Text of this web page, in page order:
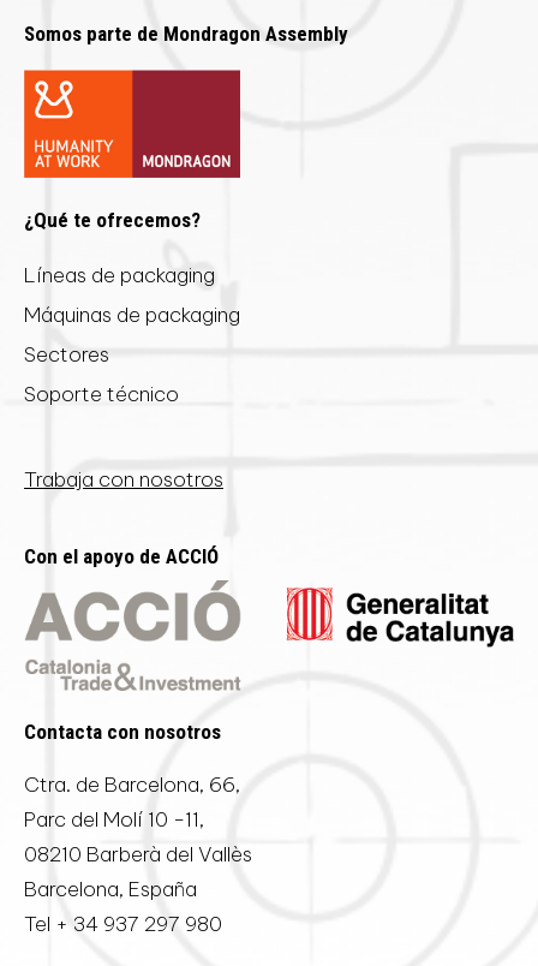
Somos parte de Mondragon Assembly
¿Qué te ofrecemos?
Líneas de packaging
Máquinas de packaging
Sectores
Soporte técnico
Trabaja con nosotros
Con el apoyo de ACCIÓ
Contacta con nosotros
Ctra. de Barcelona, 66,
Parc del Molí 10 -11,
08210 Barberà del Vallès
Barcelona, España
Tel + 34 937 297 980